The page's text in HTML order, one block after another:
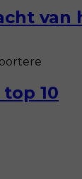
van
10